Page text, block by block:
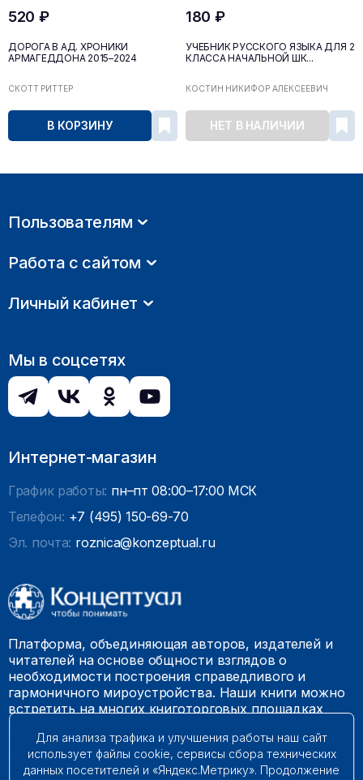
520 ₽
ДОРОГА В АД. ХРОНИКИ
АРМАГЕДДОНА 2015–2024
СКОТТ РИТТЕР
В КОРЗИНУ
180 ₽
УЧЕБНИК РУССКОГО ЯЗЫКА ДЛЯ 2
КЛАССА НАЧАЛЬНОЙ ШК...
КОСТИН НИКИФОР АЛЕКСЕЕВИЧ
НЕТ В НАЛИЧИИ
Пользователям
Работа с сайтом
Личный кабинет
Мы в соцсетях
Интернет-магазин
График работы: пн–пт 08:00–17:00 МСК
Телефон: +7 (495) 150-69-70
Эл. почта: roznica@konzeptual.ru
Платформа, объединяющая авторов, издателей и
читателей на основе общности взглядов о
необходимости построения справедливого и
гармоничного мироустройства. Наши книги можно
встретить на многих книготорговых площадках
© 2009 – 2026. Все права защищены.
Для анализа трафика и улучшения работы наш сайт
использует файлы cookie, сервисы сбора технических
данных посетителей и «Яндекс.Метрику». Продолжение